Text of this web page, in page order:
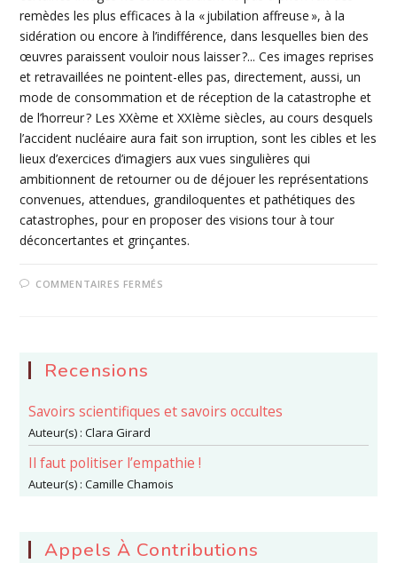
remèdes les plus efficaces à la « jubilation affreuse », à la
sidération ou encore à l’indifférence, dans lesquelles bien des
œuvres paraissent vouloir nous laisser ?... Ces images reprises
et retravaillées ne pointent-elles pas, directement, aussi, un
mode de consommation et de réception de la catastrophe et
de l’horreur ? Les XXème et XXIème siècles, au cours desquels
l’accident nucléaire aura fait son irruption, sont les cibles et les
lieux d’exercices d’imagiers aux vues singulières qui
ambitionnent de retourner ou de déjouer les représentations
convenues, attendues, grandiloquentes et pathétiques des
catastrophes, pour en proposer des visions tour à tour
déconcertantes et grinçantes.
COMMENTAIRES FERMÉS
LES
FORMES
SON
INTERPRÉTATION
ET
DE
SON
Recensions
Savoirs scientifiques et savoirs occultes
Auteur(s) :Clara Girard
Il faut politiser l’empathie !
Auteur(s) :Camille Chamois
Appels À Contributions